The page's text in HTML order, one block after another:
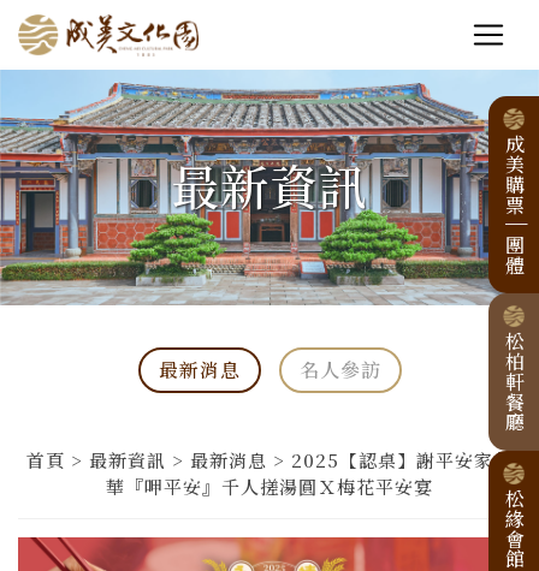
成美購票
|
團體
松柏軒餐廳
松緣會館
最新資訊
最新消息 名人參訪
首頁 > 最新資訊 > 最新消息 > 2025【認桌】謝平安家年
華『呷平安』千人搓湯圓Ｘ梅花平安宴